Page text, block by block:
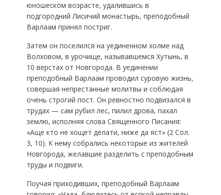
юношеском возрасте, удалившись в
подгородний Лисичий монастырь, преподобный
Варлаам принял постриг.
Затем он поселился на уединенном холме над
Волховом, в урочище, называвшемся Хутынь, в
10 верстах от Новгорода. В уединении
преподобный Варлаам проводил суровую жизнь,
совершая непрестанные молитвы и соблюдая
очень строгий пост. Он ревностно подвизался в
трудах — сам рубил лес, пилил дрова, пахал
землю, исполняя слова Священного Писания:
«Аще кто не хощет делати, ниже да яст» (2 Сол.
3, 10). К нему собрались некоторые из жителей
Новгорода, желавшие разделить с преподобным
труды и подвиги.
Поучая приходивших, преподобный Варлаам